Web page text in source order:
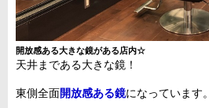
開放感ある大きな鏡がある店内☆
天井まである大きな鏡！
東側全面 開放感ある鏡になっています。